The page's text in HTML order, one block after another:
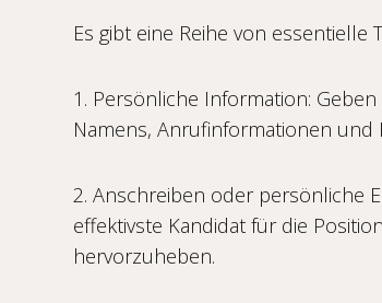
Es gibt eine Reihe von essentielle
1. Persönliche Information:
Namens, Anrufinformationen und
2. Anschreiben oder persönliche
effektivste Kandidat für die
hervorzuheben.